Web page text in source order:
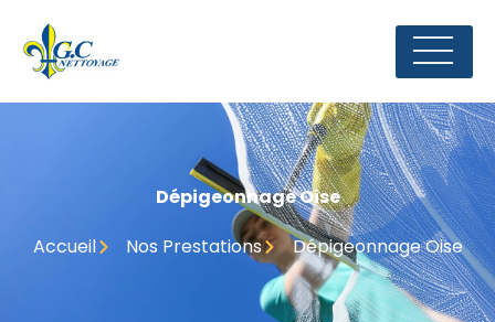
Dépigeonnage Oise
Accueil
Nos Prestations Dépigeonnage Oise